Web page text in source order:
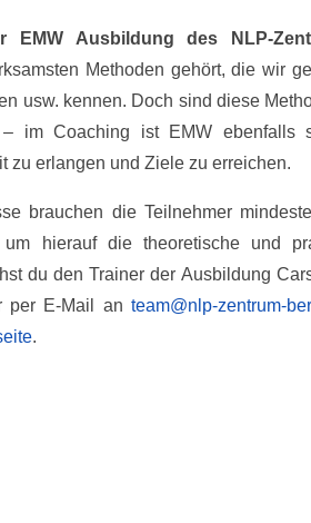
EMW Ausbildung des NLP-
Methoden gehört, die wir
usw. kennen. Doch sind diese
– im Coaching ist EMW ebenfalls
zu erlangen und Ziele zu erreichen.
brauchen die Teilnehmer
hierauf die theoretische und
du den Trainer der Ausbildung
per E-Mail anteam@nlp-zentrum-
.